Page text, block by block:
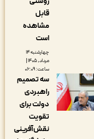
مشاهده
چهارشنبه ۱۴
مرداد, ۱۴۰۵ |
سه تصمیم
راهبردی
دولت برای
نقش‌آفرینی